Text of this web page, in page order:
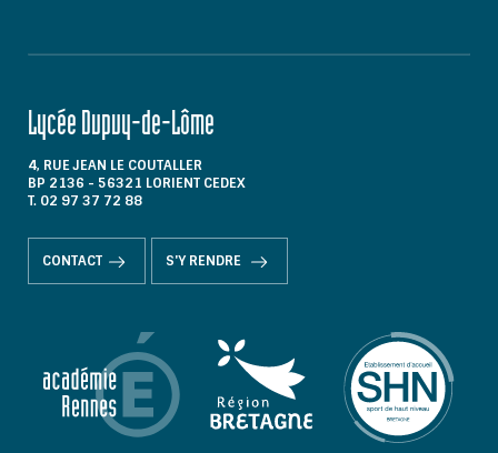
Lycée Dupuy-de-Lôme
4, RUE JEAN LE COUTALLER
BP 2136 - 56321 LORIENT CEDEX
T. 02 97 37 72 88
CONTACT S'Y RENDRE